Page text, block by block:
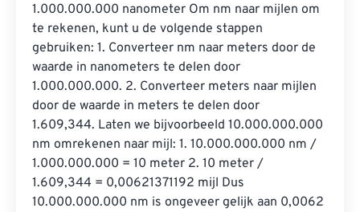
1.000.000.000 nanometer Om nm naar mijlen om
te rekenen, kunt u de volgende stappen
gebruiken: 1. Converteer nm naar meters door de
waarde in nanometers te delen door
1.000.000.000. 2. Converteer meters naar mijlen
door de waarde in meters te delen door
1.609,344. Laten we bijvoorbeeld 10.000.000.000
nm omrekenen naar mijl: 1. 10.000.000.000 nm /
1.000.000.000 = 10 meter 2. 10 meter /
1.609,344 = 0,00621371192 mijl Dus
10.000.000.000 nm is ongeveer gelijk aan 0,0062